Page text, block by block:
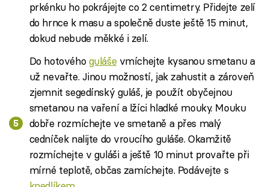
prkénku ho pokrájejte co 2 centimetry. Přidejte zelí
do hrnce k masu a společně duste ještě 15 minut,
dokud nebude měkké i zelí.
Do hotového guláševmíchejte kysanou smetanu a
už nevařte. Jinou možností, jak zahustit a zároveň
zjemnit segedínský guláš, je použít obyčejnou
smetanou na vaření a lžíci hladké mouky. Mouku
dobře rozmíchejte ve smetaně a přes malý
cedníček nalijte do vroucího guláše. Okamžitě
rozmíchejte v guláši a ještě 10 minut provařte při
mírné teplotě, občas zamíchejte. Podávejte s